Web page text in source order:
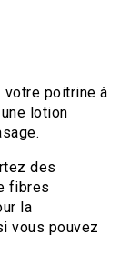
votre poitrine à
lotion
des
fibres
la
vous pouvez